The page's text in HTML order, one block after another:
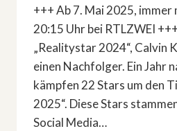
+++ Ab 7. Mai 2025,
20:15 Uhr bei RTLZWEI
„Realitystar 2024“, Calvin
einen Nachfolger. Ein Jahr
kämpfen 22 Stars um den
2025“. Diese Stars
Social Media…